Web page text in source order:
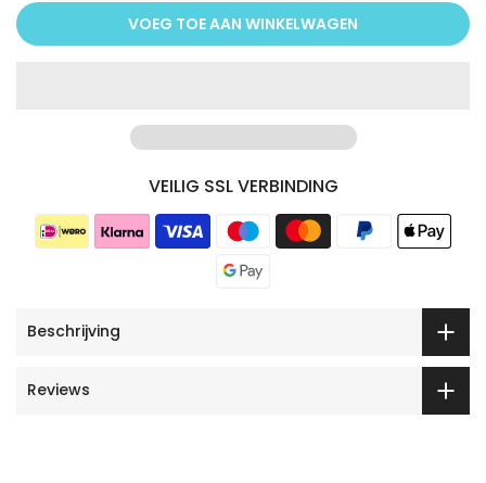
VOEG TOE AAN WINKELWAGEN
VEILIG SSL VERBINDING
Beschrijving
Reviews